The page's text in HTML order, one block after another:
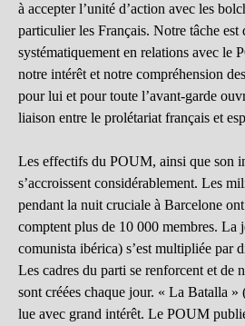
à accepter l’unité d’action avec les
particulier les Français. Notre tâche est
systématiquement en relations avec le
notre intérêt et notre compréhension
pour lui et pour toute l’avant-garde
liaison entre le prolétariat français et
Les effectifs du POUM, ainsi que son
s’accroissent considérablement. Les
pendant la nuit cruciale à Barcelone
comptent plus de 10 000 membres. La
comunista ibérica) s’est multipliée par
Les cadres du parti se renforcent et de
sont créées chaque jour. « La Batalla
lue avec grand intérêt. Le POUM